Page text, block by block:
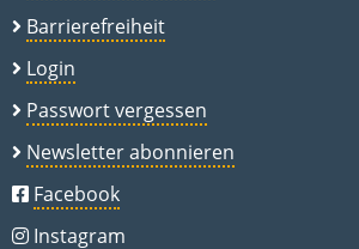
Barrierefreiheit
Login
Passwort vergessen
Newsletter abonnieren
Facebook
Instagram